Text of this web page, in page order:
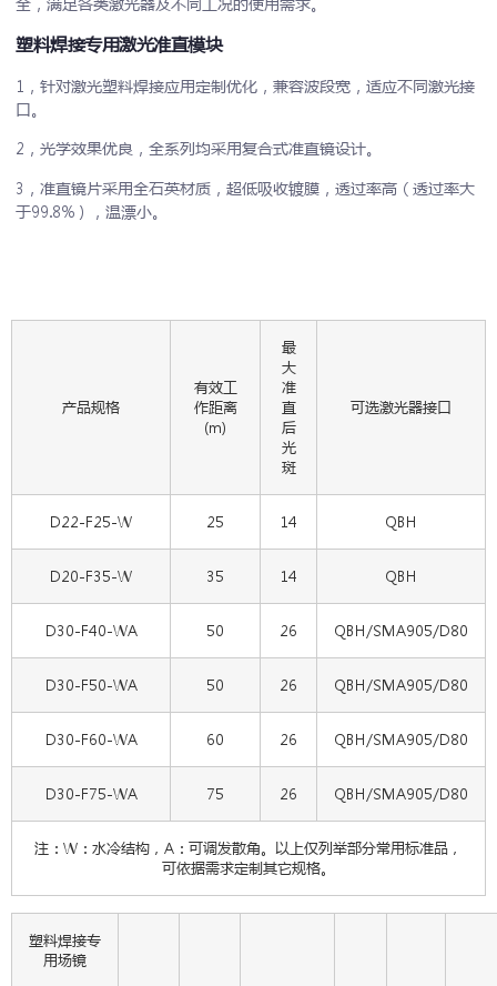
塑料焊接专用激光准直模块
1，针对激光塑料焊接应用定制优化，兼容波段宽，适应不同激光接
口。
2，光学效果优良，全系列均采用复合式准直镜设计。
3，准直镜片采用全石英材质，超低吸收镀膜，透过率高（透过率大
于99.8%），温漂小。
产品规格
有效工
作距离
(m)
最
大
准
直
后
光
斑
可选激光器接口
D22-F25-W 25 14 QBH
D20-F35-W 35 14 QBH
D30-F40-WA 50 26 QBH/SMA905/D80
D30-F50-WA 50 26 QBH/SMA905/D80
D30-F60-WA 60 26 QBH/SMA905/D80
D30-F75-WA 75 26 QBH/SMA905/D80
注：W：水冷结构，A：可调发散角。以上仅列举部分常用标准品，
可依据需求定制其它规格。
塑料焊接专
用场镜